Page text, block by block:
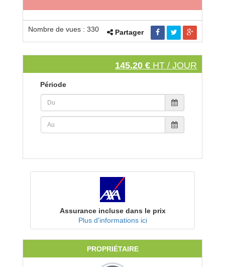
Nombre de vues : 330 Partager
145.20 € HT / JOUR
Période
Assurance incluse dans le prix
Plus d'informations ici
PROPRIÉTAIRE